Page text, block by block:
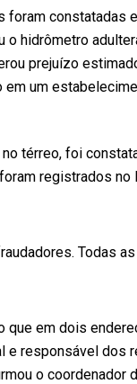
foram constatadas
hidrômetro
prejuízo
um
térreo, foi
registrados
Todas
que em dois
e responsável
o coordenador